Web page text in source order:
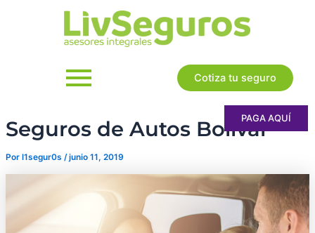
Cotiza tu seguro
PAGA AQUÍ
Seguros de Autos Bolívar
Por l1segur0s /junio 11, 2019